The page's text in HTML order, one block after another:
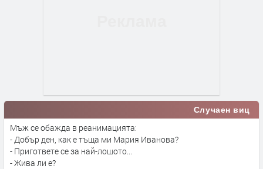
Случаен виц
Мъж се обажда в реанимацията:
- Добър ден, как е тъща ми Мария Иванова?
- Пригответе се за най-лошото...
- Жива ли е?